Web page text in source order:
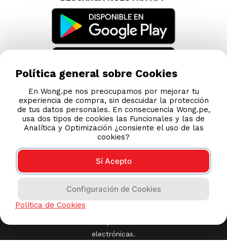
Compras 100% seguras
electrónicas.
Política general sobre Cookies
En Wong.pe nos preocupamos por mejorar tu
experiencia de compra, sin descuidar la protección
de tus datos personales. En consecuencia Wong.pe,
usa dos tipos de cookies las Funcionales y las de
Analítica y Optimización ¿consiente el uso de las
cookies?
Sí Acepto
Configuración de Cookies
Política de Cookies